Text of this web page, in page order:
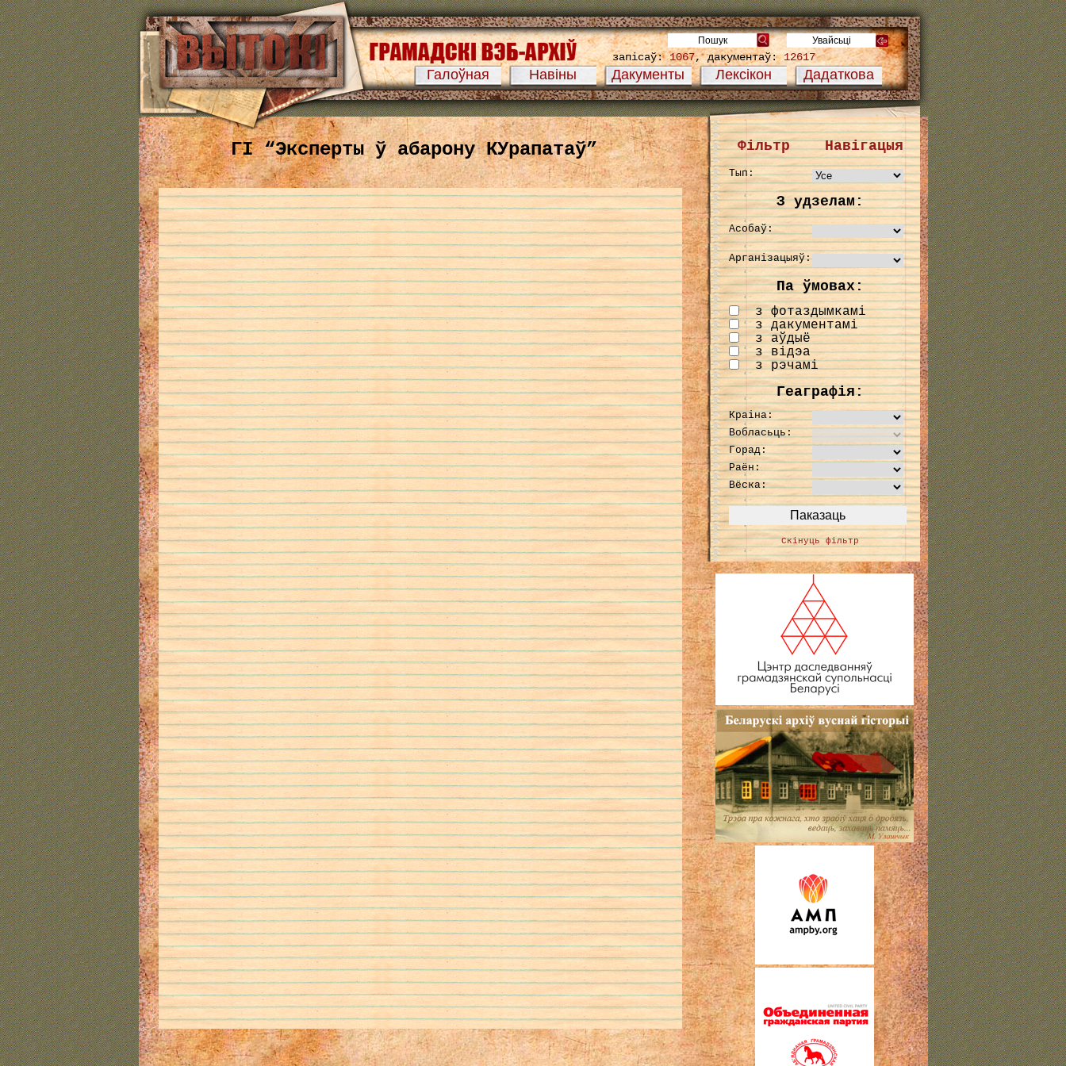
Галоўная Навіны Дакументы Лексікон Дадаткова
запісаў:1067, дакументаў:12617
ГІ “Эксперты ў абарону КУрапатаў” Фільтр Навігацыя
Тып:
З удзелам:
Асобаў:
Арганізацыяў:
Па ўмовах:
з фотаздымкамі
з дакументамі
з аўдыё
з відэа
з рэчамі
Геаграфія:
Краіна:
Вобласьць:
Горад:
Раён:
Вёска:
Скінуць фільтр